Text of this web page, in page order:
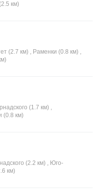
км)
(2.7 км) , Раменки (0.8 км) ,
(1.7 км) ,
(0.8 км)
(2.2 км) , Юго-
км)